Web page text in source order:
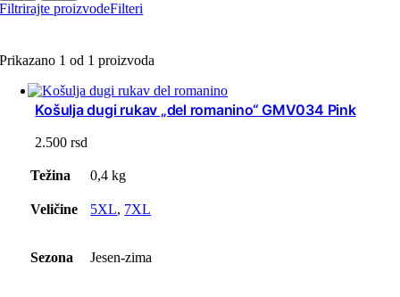
Filtrirajte proizvodeFilteri
Prikazano 1 od 1 proizvoda
Košulja dugi rukav „del romanino“ GMV034 Pink
2.500rsd
Težina 0,4 kg
Veličine 5XL, 7XL
Sezona Jesen-zima